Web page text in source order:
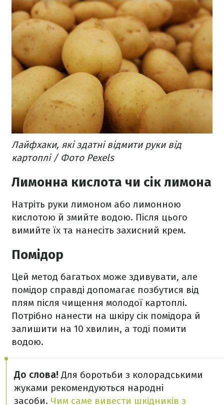
Лайфхаки, які здатні відмити руки від
картоплі / Фото Pexels
Лимонна кислота чи сік лимона
Натріть руки лимоном або лимонною
кислотою й змийте водою. Після цього
вимийте їх та нанесіть захисний крем.
Помідор
Цей метод багатьох може здивувати, але
помідор справді допомагає позбутися від
плям після чищення молодої картоплі.
Потрібно нанести на шкіру сік помідора й
залишити на 10 хвилин, а тоді помити
водою.
До слова! Для боротьби з колорадськими
жуками рекомендуються народні
засоби. Чим саме вивести шкідників з